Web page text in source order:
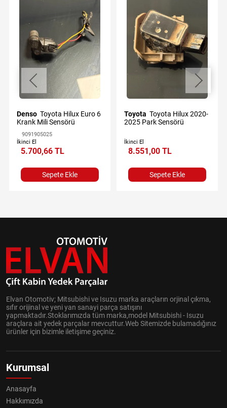
Denso Toyota Hilux Euro 6
Krank Mili Sensörü
9091905025
İkinci El
5.700,66 TL
Sepete Ekle
Toyota
2025 Park Sensörü
İkinci El
8.551,00 TL
Sepete Ekle
Elvan Otomotiv; Mitsubishi ve Isuzu marka araçların orjinal çıkma,
sıfır orijinal ve yeni yan sanayi parça satışını
yapmaktadır.Stoklarımızda tüm marka,model Mitsubishi - Isuzu
araçlara ait yedek parçalar mevcuttur.Web Sitemizde bulamadığınız
ürünler için bizimle iletişime geçiniz.
Kurumsal
Anasayfa
Hakkımızda